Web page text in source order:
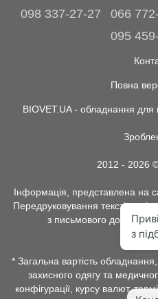
098 337-27-27
066
095
Повна
BIOVET.UA - обладнання для
2012 - 2026
Інформація, представлена на
Передруковування текстів та
з письмового дозволу
* Загальна вартість
захисного одягу та
конфігурації, курсу валют,